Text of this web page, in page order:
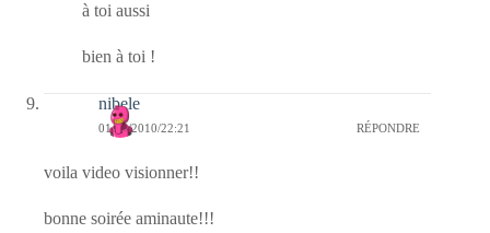
à toi aussi
bien à toi !
nibele
01/12/2010/22:21 RÉPONDRE
voila video visionner!!
bonne soirée aminaute!!!